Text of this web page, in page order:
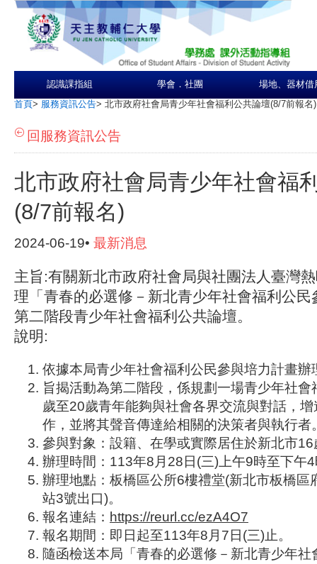
認識課指組 學會．社團 場地、器材借
首頁> 服務資訊公告> 北市政府社會局青少年社會福利公共論壇(8/7前報名)
回服務資訊公告
北市政府社會局青少年社會福
(8/7前報名)
2024-06-19• 最新消息
主旨:有關新北市政府社會局與社團法人臺灣
理「青春的必選修－新北青少年社會福利公民
第二階段青少年社會福利公共論壇。
說明:
依據本局青少年社會福利公民參與培力計畫辦
旨揭活動為第二階段，係規劃一場青少年社
歲至20歲青年能夠與社會各界交流與對話，
作，並將其聲音傳達給相關的決策者與執行者
參與對象：設籍、在學或實際居住於新北市
辦理時間：113年8月28日(三)上午9時至下午
辦理地點：板橋區公所6樓禮堂(新北市板橋區
站3號出口)。
報名連結： https://reurl.cc/ezA4O7
報名期間：即日起至113年8月7日(三)止。
隨函檢送本局「青春的必選修－新北青少年